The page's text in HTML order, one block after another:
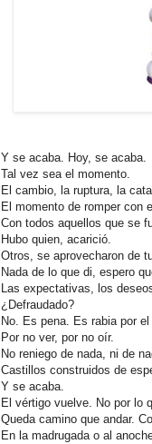
Y se acaba. Hoy, se acaba.
Tal vez sea el momento.
El cambio, la ruptura, la
El momento de romper con
Con todos aquellos que se
Hubo quien, acarició.
Otros, se aprovecharon de
Nada de lo que di, espero
Las expectativas, los
¿Defraudado?
No. Es pena. Es rabia por
Por no ver, por no oír.
No reniego de nada, ni de
Castillos construidos de
Y se acaba.
El vértigo vuelve. No por lo
Queda camino que andar.
En la madrugada o al